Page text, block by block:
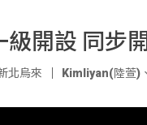
開設 同步
北烏來 Kimliyan(陸萱) 、